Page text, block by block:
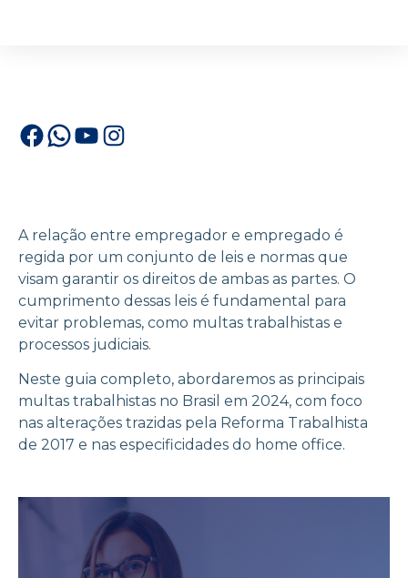
A relação entre empregador e empregado é
regida por um conjunto de leis e normas que
visam garantir os direitos de ambas as partes. O
cumprimento dessas leis é fundamental para
evitar problemas, como multas trabalhistas e
processos judiciais.
Neste guia completo, abordaremos as principais
multas trabalhistas no Brasil em 2024, com foco
nas alterações trazidas pela Reforma Trabalhista
de 2017 e nas especificidades do home office.